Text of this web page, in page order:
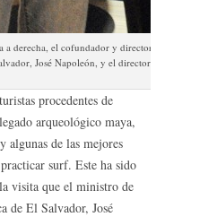
a derecha, el cofundador y director general de
José Napoleón, y el director de Desarrollo
procedentes de
arqueológico maya,
algunas de las mejores
surf. Este ha sido
visita que el ministro de
de El Salvador, José